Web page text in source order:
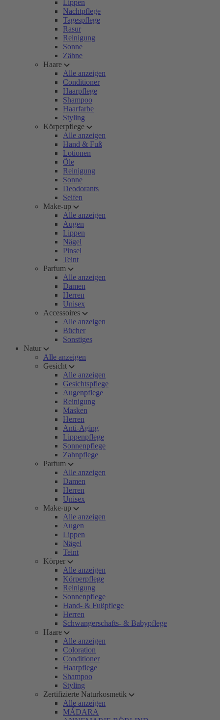
Lippen
Nachtpflege
Tagespflege
Rasur
Reinigung
Sonne
Zähne
Haare
Alle anzeigen
Conditioner
Haarpflege
Shampoo
Haarfarbe
Styling
Körperpflege
Alle anzeigen
Hand & Fuß
Lotionen
Öle
Reinigung
Sonne
Deodorants
Seifen
Make-up
Alle anzeigen
Augen
Lippen
Nägel
Pinsel
Teint
Parfum
Alle anzeigen
Damen
Herren
Unisex
Accessoires
Alle anzeigen
Bücher
Sonstiges
Natur
Alle anzeigen
Gesicht
Alle anzeigen
Gesichtspflege
Augenpflege
Reinigung
Masken
Herren
Anti-Aging
Lippenpflege
Sonnenpflege
Zahnpflege
Parfum
Alle anzeigen
Damen
Herren
Unisex
Make-up
Alle anzeigen
Augen
Lippen
Nägel
Teint
Körper
Alle anzeigen
Körperpflege
Reinigung
Sonnenpflege
Hand- & Fußpflege
Herren
Schwangerschafts- & Babypflege
Haare
Alle anzeigen
Coloration
Conditioner
Haarpflege
Shampoo
Styling
Zertifizierte Naturkosmetik
Alle anzeigen
MÁDARA